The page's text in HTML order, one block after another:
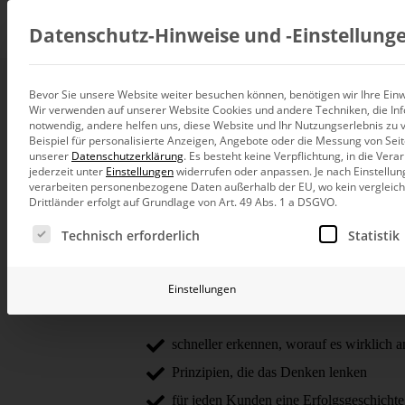
Beratung
Datenintegration
Individuelle Datenarchitektur-
BI und Analytics
Ganzheitliche Data-Analytics-
Planung, Forecasting und Simulation
Betrieb und
Quickguide.
Business Intelligenceohne
Einblick in die dafür notwendigen Werkzeuge.
schneller erkennen, worauf es wirklich
Prinzipien, die das Denken lenken
für jeden Kunden eine Erfolgsgeschichte
Datenschutz-Hinweise und
Bevor Sie unsere Website weiter besuchen können, benötigen wir Ihre
Wir verwenden auf unserer Website Cookies und andere Techniken, die
notwendig, andere helfen uns, diese Website und Ihr Nutzungserlebnis zu
Beispiel für personalisierte Anzeigen, Angebote oder die Messung von
unserer Datenschutzerklärung. Es besteht keine Verpflichtung, in die
jederzeit unter Einstellungenwiderrufen oder anpassen. Je nach
verarbeiten personenbezogene Daten außerhalb der EU, wo kein
Drittländer erfolgt auf Grundlage von Art. 49 Abs. 1 a DSGVO.
Es folgt eine Liste der Service-Gruppen, für die eine
Technisch erforderlich Statistik
Einstellungen